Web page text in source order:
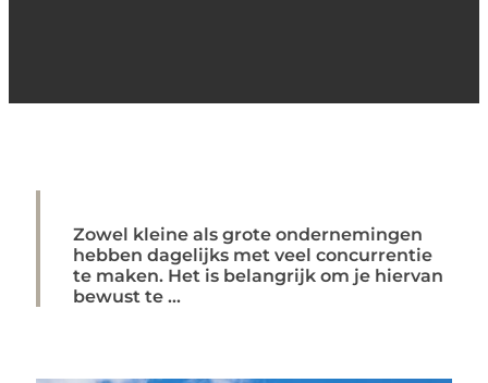
Zowel kleine als grote ondernemingen
hebben dagelijks met veel concurrentie
te maken. Het is belangrijk om je hiervan
bewust te ...